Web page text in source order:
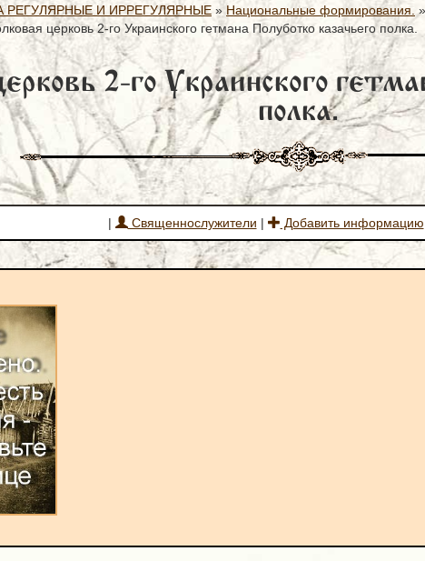
РЕГУЛЯРНЫЕ И ИРРЕГУЛЯРНЫЕ » Национальные формирования.
церковь 2-го Украинского гетмана Полуботко казачьего полка.
2-го Украинского
полка.
| Священнослужители | Добавить информацию